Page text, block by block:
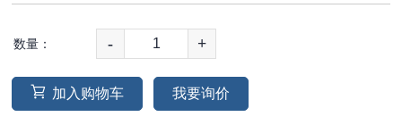
数量： - +
加入购物车 我要询价